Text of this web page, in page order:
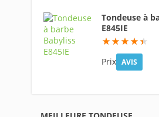
Tondeuse à
E845IE
88.4
Prix AVIS